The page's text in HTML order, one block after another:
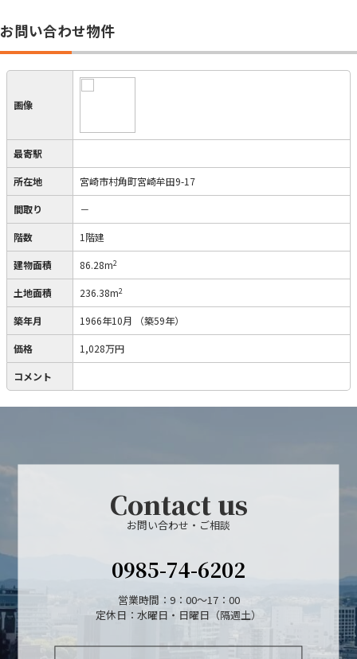
お問い合わせ物件
画像
最寄駅
所在地 宮崎市村角町宮崎牟田9-17
間取り －
階数 1階建
建物面積 86.28m2
土地面積 236.38m2
築年月 1966年10月 （築59年）
価格 1,028万円
コメント
Contact us
お問い合わせ・ご相談
0985-74-6202
営業時間：9：00～17：00
定休日：水曜日・日曜日（隔週土）